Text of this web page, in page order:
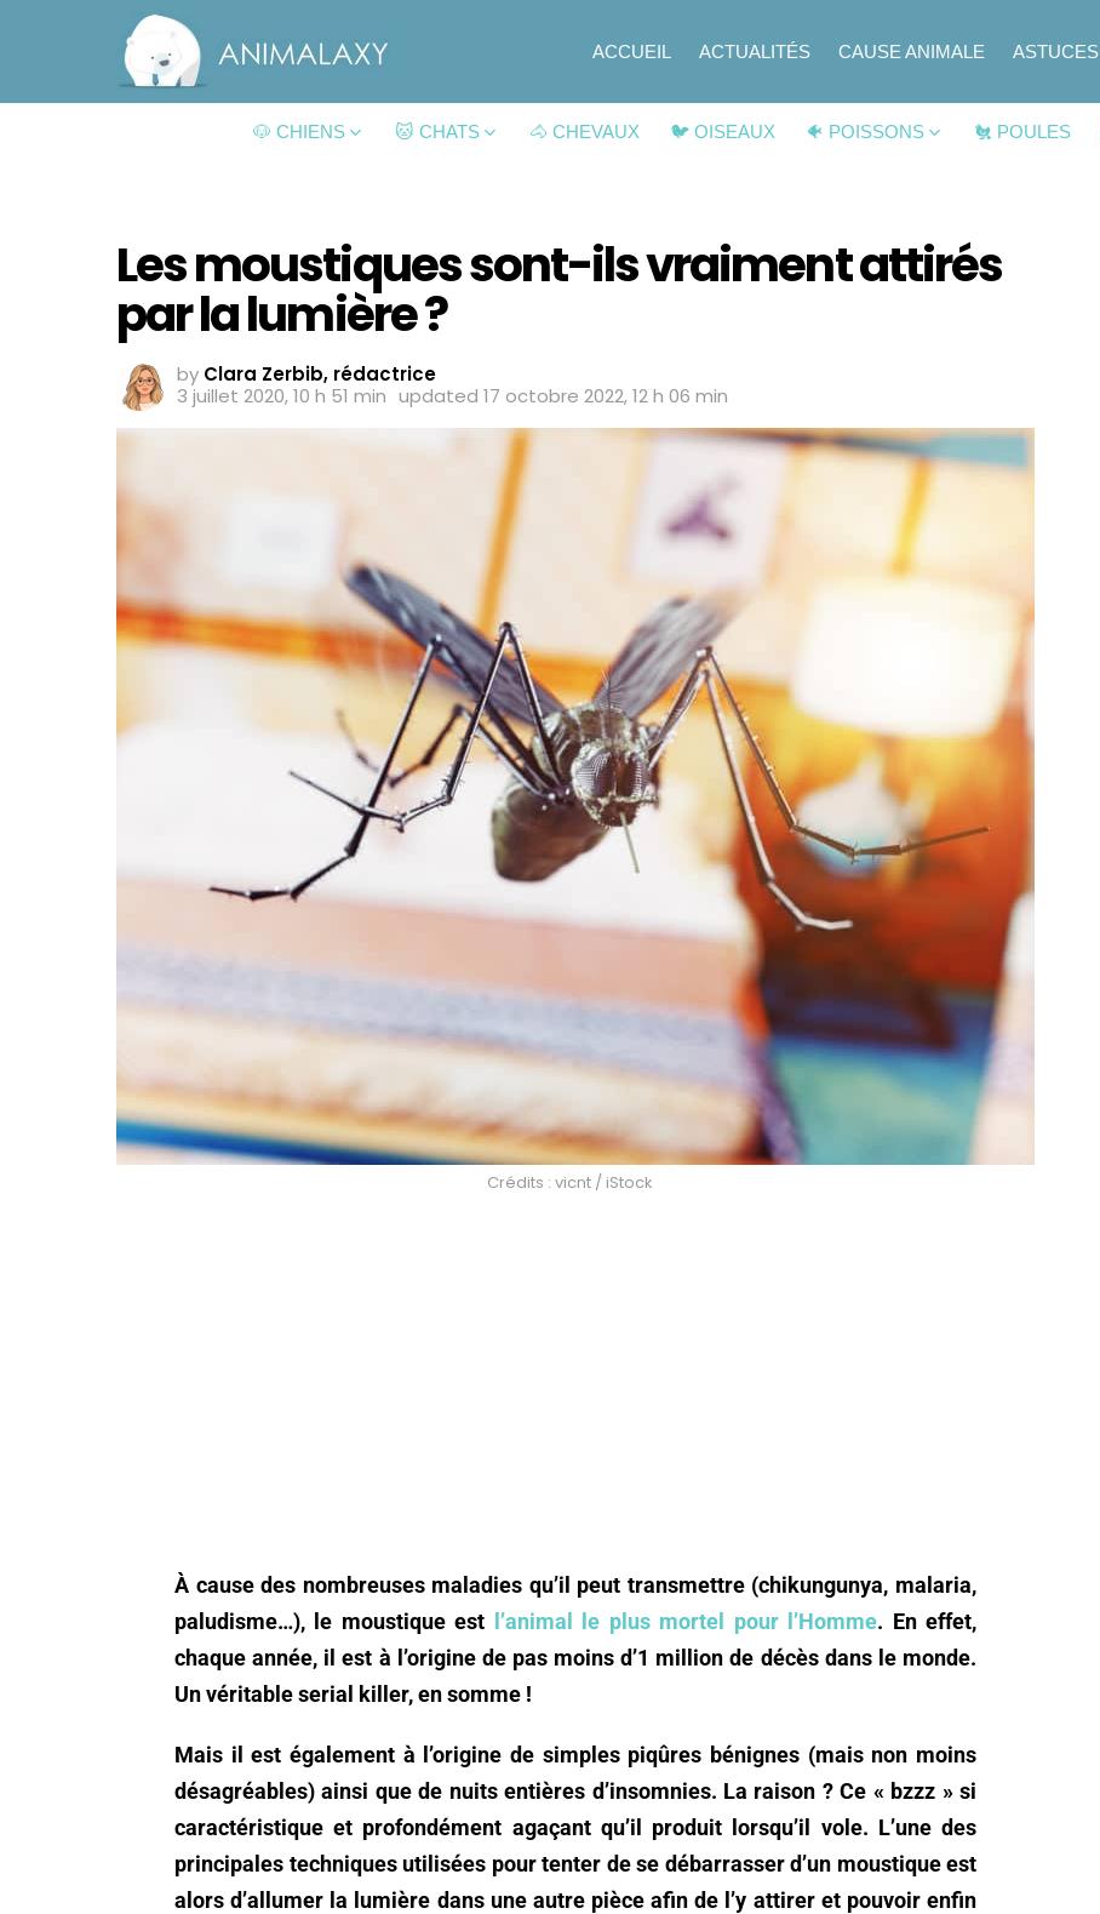
ACCUEIL ACTUALITÉS CAUSE ANIMALE ASTUCES
🐶 CHIENS 🐱 CHATS 🐴 CHEVAUX 🐦 OISEAUX 🐠 POISSONS 🐔 POULES
Les moustiques sont-ils vraiment attirés
par la lumière ?
by Clara Zerbib, rédactrice
3 juillet 2020, 10 h 51 min updated 17 octobre 2022, 12 h 06 min
Crédits : vicnt / iStock
À cause des nombreuses maladies qu’il peut transmettre (chikungunya, malaria,
paludisme…), le moustique est
l’animal le plus mortel pour l’Homme. En effet,
chaque année, il est à l’origine de pas moins d’1 million de décès dans le monde.
Un véritable serial killer, en somme !
Mais il est également à l’origine de simples piqûres bénignes (mais non moins
désagréables) ainsi que de nuits entières d’insomnies. La raison ? Ce « bzzz » si
caractéristique et profondément agaçant qu’il produit lorsqu’il vole. L’une des
principales techniques utilisées pour tenter de se débarrasser d’un moustique est
alors d’allumer la lumière dans une autre pièce afin de l’y attirer et pouvoir enfin